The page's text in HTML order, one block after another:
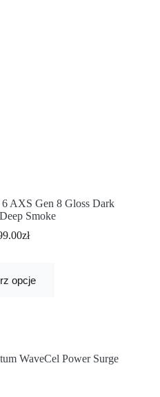
AXS Gen 8 Gloss Dark
Smoke
zł
opcje